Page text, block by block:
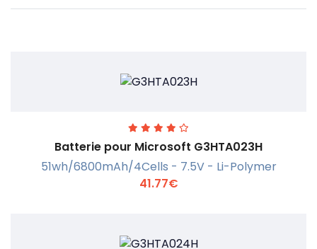
En savoir +
Batterie pour Microsoft G3HTA023H
51wh/6800mAh/4Cells - 7.5V - Li-Polymer
41.77€